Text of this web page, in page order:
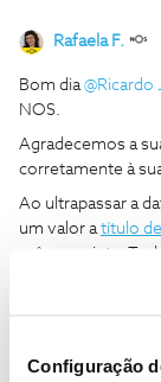
Configuração
Rafaela F.
Bom dia ​
NOS.
Agradecemos a
corretamente à
Ao ultrapassar a
um valor atítulo
mês seguinte.
De forma a evitar
Partilhe com a